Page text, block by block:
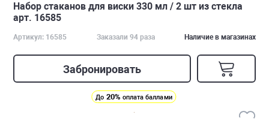
Набор стаканов для виски 330 мл / 2 шт из стекла
арт. 16585
Артикул: 16585 Заказали 94 раза Наличие в магазинах
Забронировать
До 20% оплата баллами